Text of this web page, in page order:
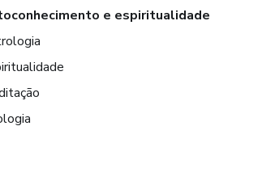
e espiritualidade